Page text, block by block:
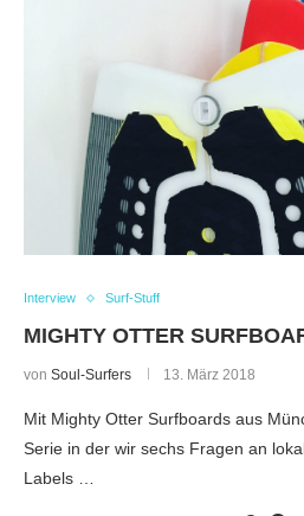
Interview Surf-Stuff
MIGHTY OTTER
von Soul-Surfers 13. März 2018
Mit Mighty Otter Surfboards aus
Serie in der wir sechs Fragen an
Labels …